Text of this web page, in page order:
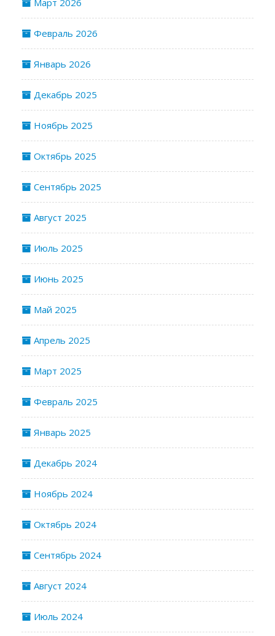
Март 2026
Февраль 2026
Январь 2026
Декабрь 2025
Ноябрь 2025
Октябрь 2025
Сентябрь 2025
Август 2025
Июль 2025
Июнь 2025
Май 2025
Апрель 2025
Март 2025
Февраль 2025
Январь 2025
Декабрь 2024
Ноябрь 2024
Октябрь 2024
Сентябрь 2024
Август 2024
Июль 2024